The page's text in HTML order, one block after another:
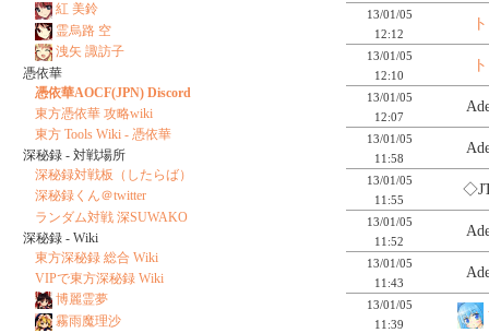
13/01/05
12:12
13/01/05
12:10
13/01/05
12:07
13/01/05
11:58
13/01/05
11:55
13/01/05
11:52
13/01/05
11:43
13/01/05
11:39
紅 美鈴
霊烏路 空
洩矢 諏訪子
憑依華
憑依華AOCF(JPN) Discord
東方憑依華 攻略wiki
東方 Tools Wiki - 憑依華
深秘録 - 対戦場所
深秘録対戦板（したらば）
深秘録くん＠twitter
ランダム対戦 深SUWAKO
深秘録 - Wiki
東方深秘録 総合 Wiki
VIPで東方深秘録 Wiki
博麗霊夢
霧雨魔理沙